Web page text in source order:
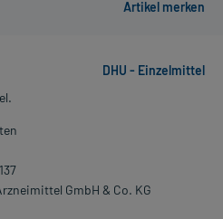
DHU - Einzelmittel
GmbH & Co. KG